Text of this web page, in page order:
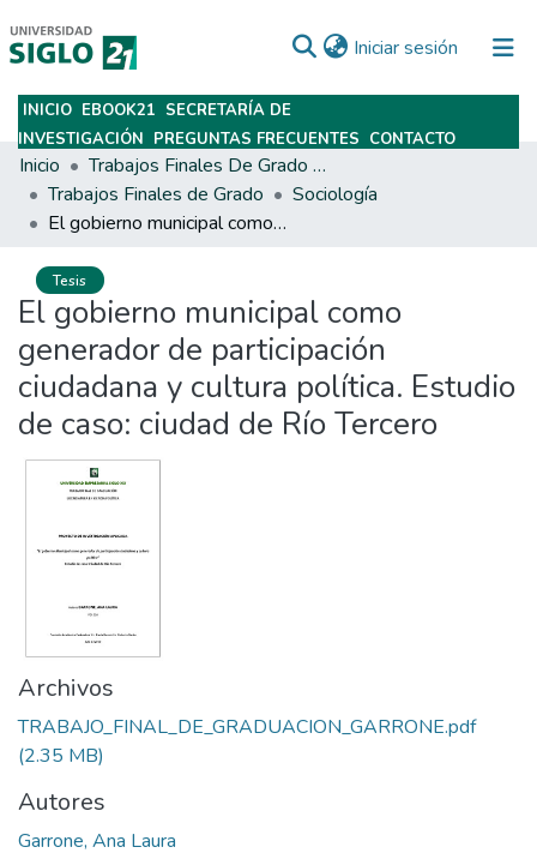
Iniciar sesión (current)
Subir
INICIO EBOOK21 SECRETARÍA DE
INVESTIGACIÓN PREGUNTAS FRECUENTES CONTACTO
Inicio
Trabajos Finales De Grado Y Posgrado
Trabajos Finales de Grado
Sociología
El gobierno municipal como generador de participación ciudadana y cultura política. Estudio de caso: ciudad de Río Tercero
Tesis
El gobierno municipal como
generador de participación
ciudadana y cultura política. Estudio
de caso: ciudad de Río Tercero
Archivos
TRABAJO_FINAL_DE_GRADUACION_GARRONE.pdf
(2.35 MB)
Autores
Garrone, Ana Laura